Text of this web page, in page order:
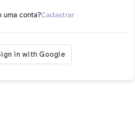
uma conta?Cadastrar